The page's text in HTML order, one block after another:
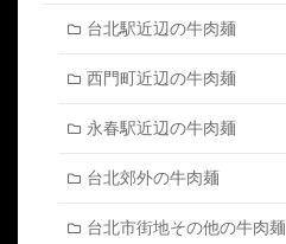
台北駅近辺の牛肉麺
西門町近辺の牛肉麺
永春駅近辺の牛肉麺
台北郊外の牛肉麺
台北市街地その他の牛肉麺